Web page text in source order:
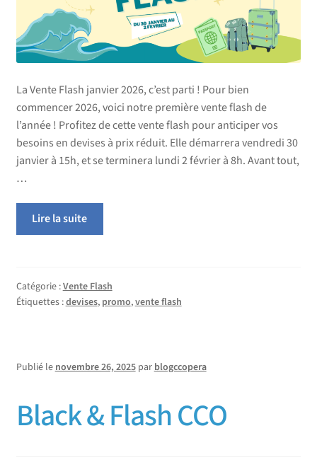
La Vente Flash janvier 2026, c’est parti ! Pour bien
commencer 2026, voici notre première vente flash de
l’année ! Profitez de cette vente flash pour anticiper vos
besoins en devises à prix réduit. Elle démarrera vendredi 30
janvier à 15h, et se terminera lundi 2 février à 8h. Avant tout,
…
Lire la suite
Catégorie :Vente Flash
Étiquettes :devises, promo,vente flash
Publié le novembre 26, 2025 par blogccopera
Black & Flash CCO